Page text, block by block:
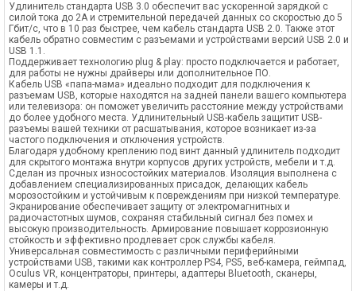
Удлинитель стандарта USB 3.0 обеспечит вас ускоренной зарядкой с
силой тока до 2А и стремительной передачей данных со скоростью до 5
Гбит/с, что в 10 раз быстрее, чем кабель стандарта USB 2.0. Также этот
кабель обратно совместим с разъемами и устройствами версий USB 2.0 и
USB 1.1.
Поддерживает технологию plug & play: просто подключается и работает,
для работы не нужны драйверы или дополнительное ПО.
Кабель USB «папа-мама» идеально подходит для подключения к
разъемам USB, которые находятся на задней панели вашего компьютера
или телевизора: он поможет увеличить расстояние между устройствами
до более удобного места. Удлинительный USB-кабель защитит USB-
разъемы вашей техники от расшатывания, которое возникает из-за
частого подключения и отключения устройств.
Благодаря удобному креплению под винт данный удлинитель подходит
для скрытого монтажа внутри корпусов других устройств, мебели и т.д.
Сделан из прочных износостойких материалов. Изоляция выполнена с
добавлением специализированных присадок, делающих кабель
морозостойким и устойчивым к повреждениям при низкой температуре.
Экранирование обеспечивает защиту от электромагнитных и
радиочастотных шумов, сохраняя стабильный сигнал без помех и
высокую производительность. Армирование повышает коррозионную
стойкость и эффективно продлевает срок службы кабеля.
Универсальная совместимость с различными периферийными
устройствами USB, такими как контроллер PS4, PS5, веб-камера, геймпад,
Oculus VR, концентраторы, принтеры, адаптеры Bluetooth, сканеры,
камеры и т.д.